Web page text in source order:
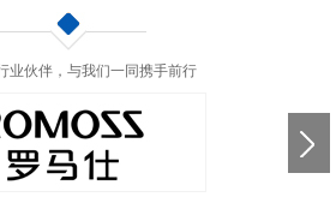
业伙伴，与我们一同携手前行